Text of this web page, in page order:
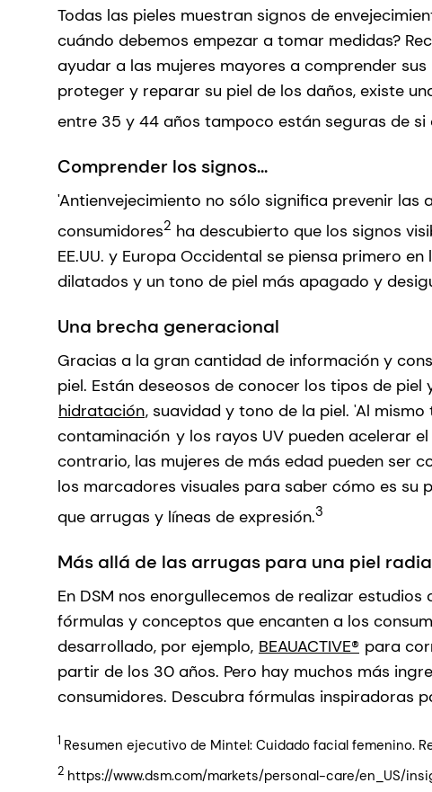
Todas las pieles muestran signos de
cuándo debemos empezar a tomar medidas?
ayudar a las mujeres mayores a comprender
proteger y reparar su piel de los daños, existe
entre 35 y 44 años tampoco están seguras de
Comprender los signos...
'Antienvejecimiento no sólo significa prevenir
consumidores2 ha descubierto que los signos
EE.UU. y Europa Occidental se piensa primero
dilatados y un tono de piel más apagado y
Una brecha generacional
Gracias a la gran cantidad de información y
piel. Están deseosos de conocer los tipos de
hidratación, suavidad y tono de la piel. 'Al
contaminación y los rayos UV pueden acelerar
contrario, las mujeres de más edad pueden ser
los marcadores visuales para saber cómo es su
que arrugas y líneas de expresión.3
Más allá de las arrugas para una piel
En DSM nos enorgullecemos de realizar
fórmulas y conceptos que encanten a los
desarrollado, por ejemplo, BEAUACTIVE® para
partir de los 30 años. Pero hay muchos más
consumidores. Descubra fórmulas inspiradoras
1 Resumen ejecutivo de Mintel: Cuidado facial femenino.
2 https://www.dsm.com/markets/personal-care/en_US/